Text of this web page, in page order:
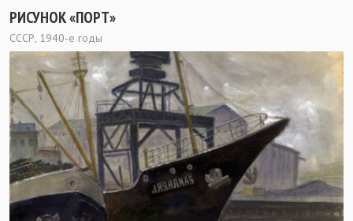
РИСУНОК «ПОРТ»
СССР, 1940-е годы